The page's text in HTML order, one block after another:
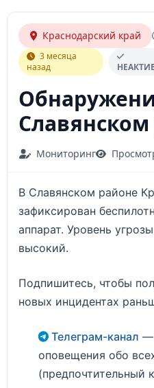
Краснодарский край
3 месяца
назад
Мониторинг
В Славянском районе
зафиксирован
аппарат. Уровень
высокий.
Подпишитесь, чтобы
новых инцидентах
Телеграм-канал —
оповещения обо
(предпочтительный